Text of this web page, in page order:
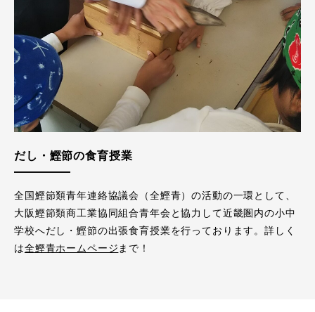
だし・鰹節の食育授業
全国鰹節類青年連絡協議会（全鰹青）の活動の一環として、
大阪鰹節類商工業協同組合青年会と協力して近畿圏内の小中
学校へだし・鰹節の出張食育授業を行っております。詳しく
は全鰹青ホームページ まで！